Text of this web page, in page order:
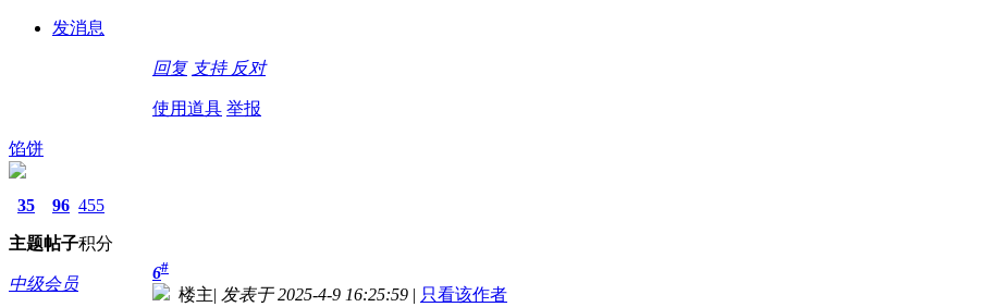
发消息
回复 支持 反对
使用道具 举报
馅饼
35
主题
96
帖子
455
积分
中级会员
6#
楼主| 发表于 2025-4-9 16:25:59 | 只看该作者